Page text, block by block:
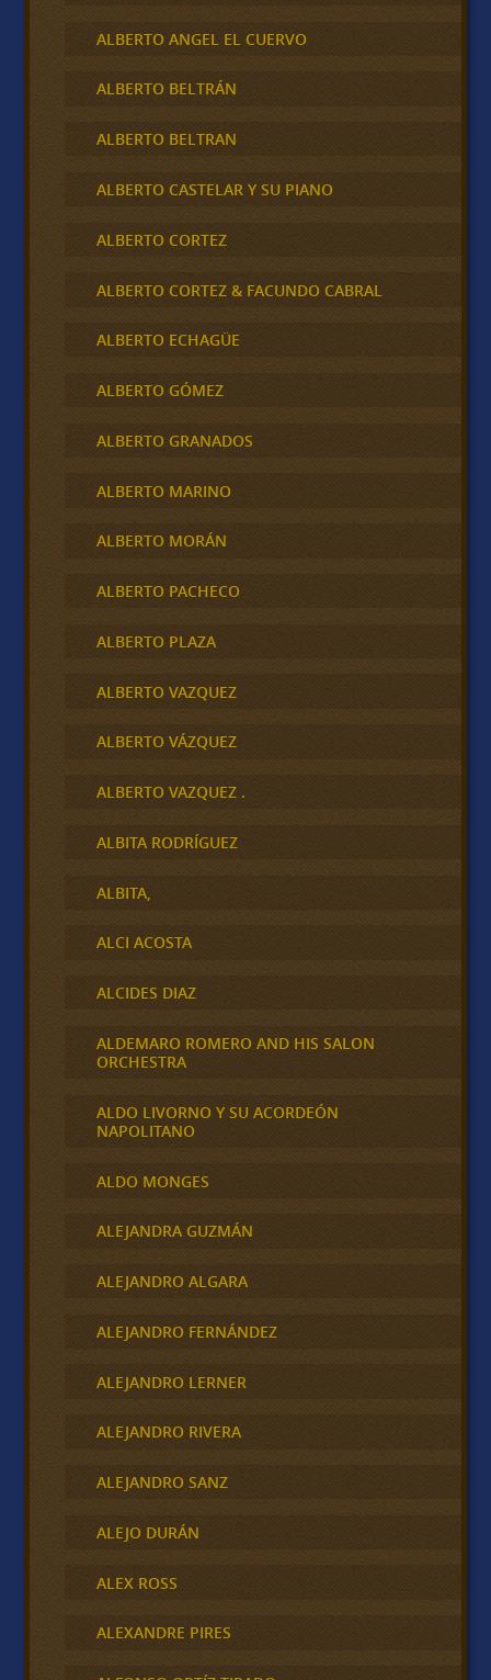
ALBERTO ANGEL EL CUERVO
ALBERTO BELTRÁN
ALBERTO BELTRAN
ALBERTO CASTELAR Y SU PIANO
ALBERTO CORTEZ
ALBERTO CORTEZ & FACUNDO CABRAL
ALBERTO ECHAGÜE
ALBERTO GÓMEZ
ALBERTO GRANADOS
ALBERTO MARINO
ALBERTO MORÁN
ALBERTO PACHECO
ALBERTO PLAZA
ALBERTO VAZQUEZ
ALBERTO VÁZQUEZ
ALBERTO VAZQUEZ .
ALBITA RODRÍGUEZ
ALBITA,
ALCI ACOSTA
ALCIDES DIAZ
ALDEMARO ROMERO AND HIS SALON
ORCHESTRA
ALDO LIVORNO Y SU ACORDEÓN
NAPOLITANO
ALDO MONGES
ALEJANDRA GUZMÁN
ALEJANDRO ALGARA
ALEJANDRO FERNÁNDEZ
ALEJANDRO LERNER
ALEJANDRO RIVERA
ALEJANDRO SANZ
ALEJO DURÁN
ALEX ROSS
ALEXANDRE PIRES